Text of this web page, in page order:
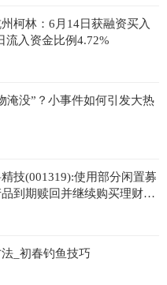
州柯林：6月14日获融资买入
流入资金比例4.72%
淹没”？小事件如何引发大热
技(001319):使用部分闲置募
到期赎回并继续购买理财产
_初春钓鱼技巧